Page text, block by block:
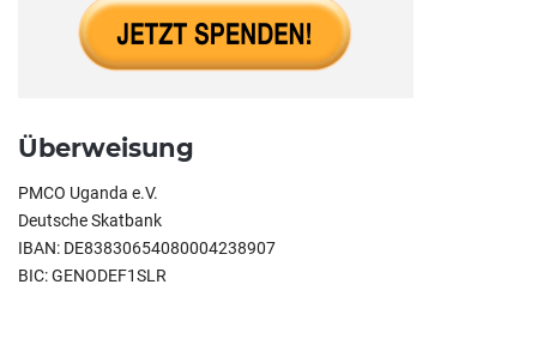
Überweisung
PMCO Uganda e.V.
Deutsche Skatbank
IBAN: DE83830654080004238907
BIC: GENODEF1SLR